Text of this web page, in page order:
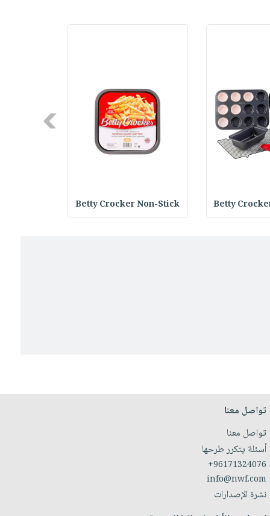
Betty
Betty Crocker Non-Stick
Next
تواصل معنا
تواصل معنا
أسئلة يتكرر طرحها
+96171324076
info@nwf.com
نشرة الإصدارات